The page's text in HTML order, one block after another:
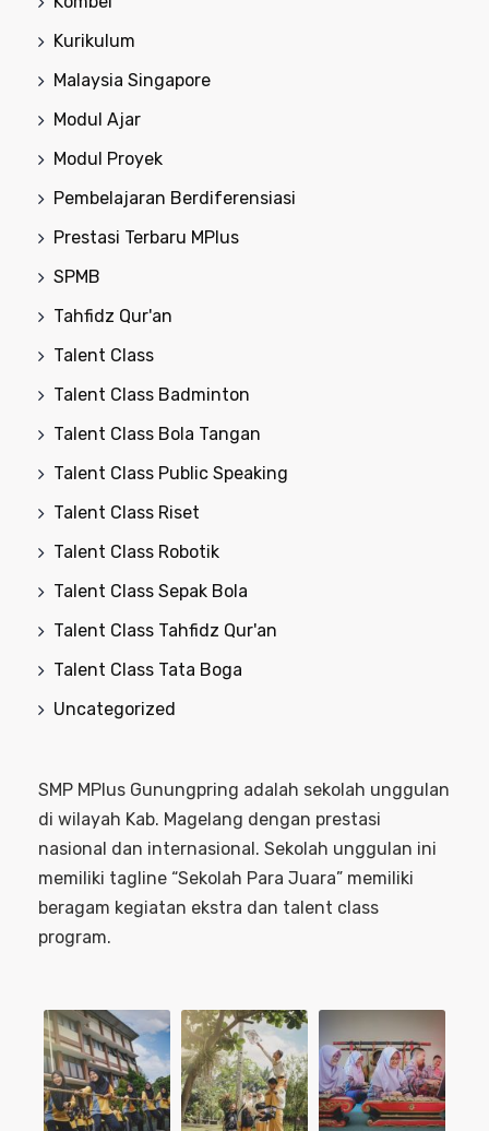
Kurikulum
Malaysia Singapore
Modul Ajar
Modul Proyek
Pembelajaran Berdiferensiasi
Prestasi Terbaru MPlus
SPMB
Tahfidz Qur'an
Talent Class
Talent Class Badminton
Talent Class Bola Tangan
Talent Class Public Speaking
Talent Class Riset
Talent Class Robotik
Talent Class Sepak Bola
Talent Class Tahfidz Qur'an
Talent Class Tata Boga
Uncategorized
SMP MPlus Gunungpring adalah sekolah unggulan
di wilayah Kab. Magelang dengan prestasi
nasional dan internasional. Sekolah unggulan ini
memiliki tagline “Sekolah Para Juara” memiliki
beragam kegiatan ekstra dan talent class
program.